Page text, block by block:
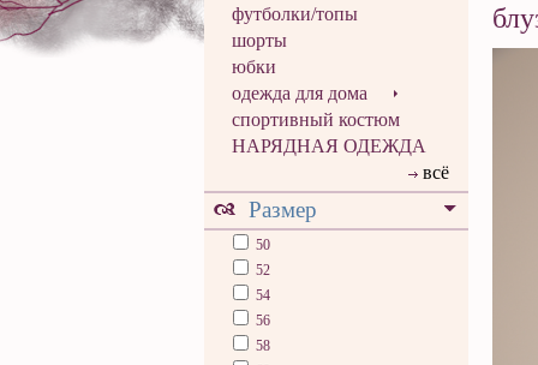
футболки/топы
шорты
юбки
одежда для дома
спортивный костюм
НАРЯДНАЯ ОДЕЖДА
всё
Размер
50
52
54
56
58